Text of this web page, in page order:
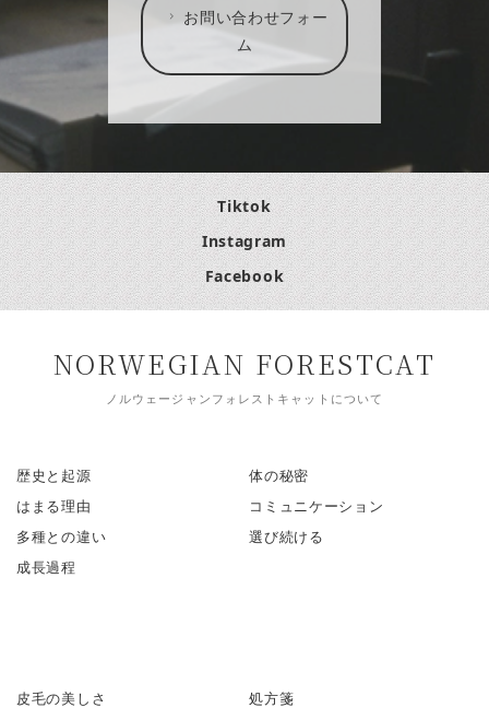
お問い合わせフォー
ム
Tiktok
Instagram
Facebook
NORWEGIAN FORESTCAT
ノルウェージャンフォレストキャットについて
歴史と起源
はまる理由
多種との違い
成長過程
体の秘密
コミュニケーション
選び続ける
皮毛の美しさ 処方箋